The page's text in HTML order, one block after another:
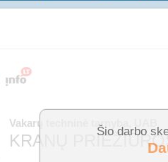
Vakarų techninė tarnyba, UAB
KRANŲ
Šio darbo